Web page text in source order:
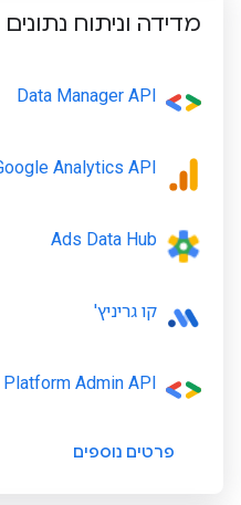
מדידה וניתוח נתונים
Data Manager API
Analytics API
Ads Data Hub
קו גריניץ'
Admin API
פרטים נוספים